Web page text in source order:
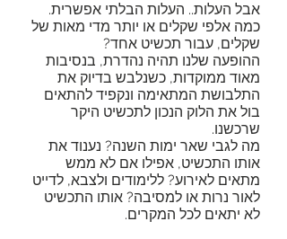
אבל העלות.. העלות הבלתי אפשרית.
כמה אלפי שקלים או יותר מדי מאות של
שקלים, עבור תכשיט אחד?
ההופעה שלנו תהיה נהדרת, בנסיבות
מאוד ממוקדות, כשנלבש בדיוק את
התלבושת המתאימה ונקפיד להתאים
בול את הלוק הנכון לתכשיט היקר
שרכשנו.
מה לגבי שאר ימות השנה? נענוד את
אותו התכשיט, אפילו אם לא ממש
מתאים לאירוע? ללימודים ולצבא, לדייט
לאור נרות או למסיבה? אותו התכשיט
לא יתאים לכל המקרים.